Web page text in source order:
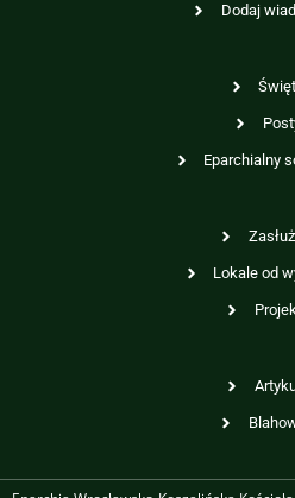
Dodaj
Eparchialny
Lokale od